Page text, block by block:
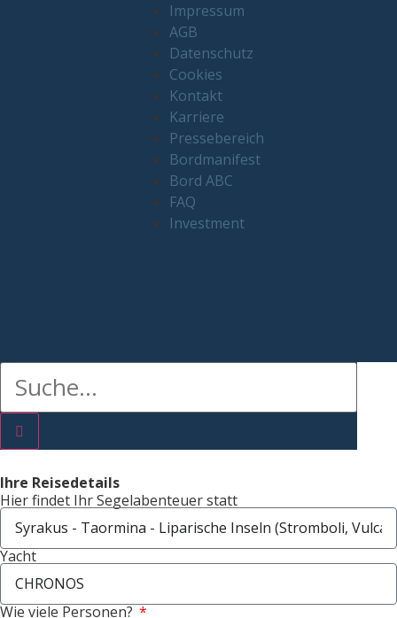
Impressum
AGB
Datenschutz
Cookies
Kontakt
Karriere
Pressebereich
Bordmanifest
Bord ABC
FAQ
Investment
Ihre Reisedetails
Hier findet Ihr Segelabenteuer statt
Yacht
Wie viele Personen?